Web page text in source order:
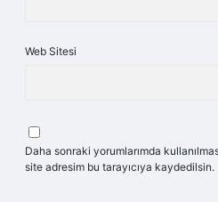
Web Sitesi
Daha sonraki yorumlarımda
site adresim bu tarayıcıya kaydedilsin.